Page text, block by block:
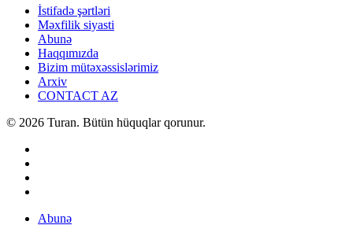
İstifadə şərtləri
Məxfilik siyasti
Abunə
Haqqımızda
Bizim mütəxəssislərimiz
Arxiv
CONTACT AZ
© 2026 Turan. Bütün hüquqlar qorunur.
Abunə